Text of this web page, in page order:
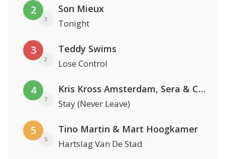
2
3
Son Mieux
Tonight
3
2
Teddy Swims
Lose Control
4
7
Kris Kross Amsterdam, Sera & Conor Maynard
Stay (Never Leave)
5
5
Tino Martin & Mart Hoogkamer
Hartslag Van De Stad